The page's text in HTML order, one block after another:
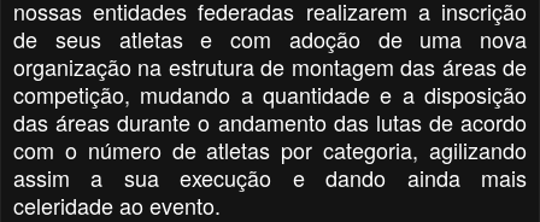
nossas entidades federadas realizarem a inscrição
de seus atletas e com adoção de uma nova
organização na estrutura de montagem das áreas de
competição, mudando a quantidade e a disposição
das áreas durante o andamento das lutas de acordo
com o número de atletas por categoria, agilizando
assim a sua execução e dando ainda mais
celeridade ao evento.